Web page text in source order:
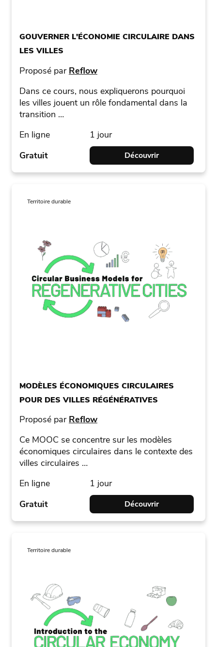
GOUVERNER L'ÉCONOMIE CIRCULAIRE DANS
LES VILLES
Proposé par Reflow
Dans ce cours, nous expliquerons pourquoi
les villes jouent un rôle fondamental dans la
transition …
En ligne
1 jour
Gratuit
Découvrir
Territoire durable
MODÈLES ÉCONOMIQUES CIRCULAIRES
POUR DES VILLES RÉGÉNÉRATIVES
Proposé par Reflow
Ce MOOC se concentre sur les modèles
économiques circulaires dans le contexte des
villes circulaires …
En ligne
1 jour
Gratuit
Découvrir
Territoire durable